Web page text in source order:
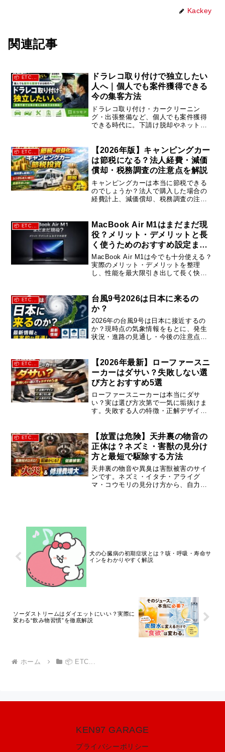
Kackey
関連記事
📦 ETC...
ドラレコ取り付けで独立したい
人へ｜個人でも案件獲得できる
今の集客方法
ドラレコ取り付け・カークリーニン
グ・出張整備など、個人でも案件獲得
できる時代に。下請け脱却やネット集
説します。
📦 ETC...
【2026年版】キャンピングカー
は節税になる？法人経費・減価
償却・税務調査の注意点を解説
キャンピングカーは本当に節税できる
のでしょうか？法人で購入した場合の
経費計上、減価償却、税務調査の注意
ついても紹介します。
📦 ETC...
MacBook Air M1はまだまだ現
役？メリット・デメリットと長
く使うためのおすすめ設定まと
め
MacBook Air M1は今でも十分使える？
実際のメリット・デメリットを整理
し、性能を最大限引き出して長く快適
📦 ETC...
台風9号2026は日本に来るの
か？
2026年の台風9号は日本に接近するの
か？現時点の気象情報をもとに、発生
状況・進路の見通し・今後の注意点を
📦 ETC...
【2026年最新】ローファースニ
ーカーはダサい？失敗しない選
び方とおすすめ5選
ローファースニーカーは本当にダサ
い？実は選び方次第で一気に垢抜けま
す。失敗する人の特徴・正解デザイ
なしたい人必見。
📦 ETC...
【放置は危険】天井裏の物音の
正体は？ネズミ・害獣の見分け
方と最短で駆除する方法
天井裏の物音や異臭は害獣被害のサイ
ンです。ネズミ・イタチ・アライグ
マ・コウモリの見分け方から、自力駆
犬の心臓病の初期症状とは？咳・呼吸・寿命サ
インをわかりやすく解説
ソーダストリームはダイエットにいい？実際に
変わる“飲み物習慣”を徹底解説
ホーム 📦 ETC...
KEN97 GARAGE
プライバシーポリシー